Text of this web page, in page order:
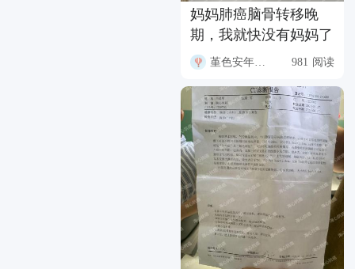
妈妈肺癌脑骨转移晚
期，我就快没有妈妈了
堇色安年FQW2 981 阅读